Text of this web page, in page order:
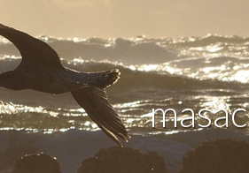
masac